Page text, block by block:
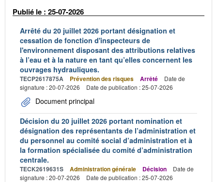
Publié le : 25-07-2026
Arrêté du 20 juillet 2026 portant désignation et
cessation de fonction d'inspecteurs de
l'environnement disposant des attributions relatives
à l’eau et à la nature en tant qu’elles concernent les
ouvrages hydrauliques.
TECP2617875A Prévention des risques Arrêté
Date de
signature : 20-07-2026
Date de publication : 25-07-2026
Document principal
Décision du 20 juillet 2026 portant nomination et
désignation des représentants de l’administration et
du personnel au comité social d’administration et à
la formation spécialisée du comité d’administration
centrale.
TECK2619631S Administration générale Décision
Date de
signature : 20-07-2026
Date de publication : 25-07-2026